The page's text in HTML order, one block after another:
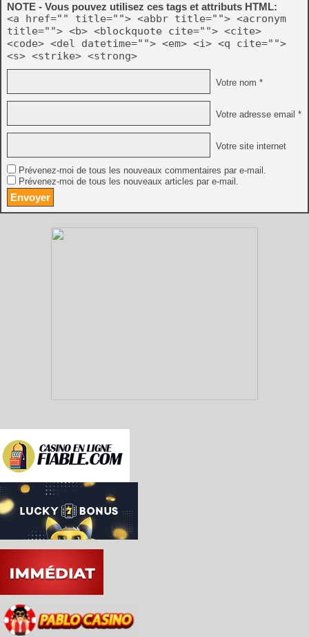
NOTE - Vous pouvez utilisez ces tags et attributs HTML:
<a href="" title=""> <abbr title=""> <acronym
title=""> <b> <blockquote cite=""> <cite>
<code> <del datetime=""> <em> <i> <q cite="">
<s> <strike> <strong>
Votre nom *
Votre adresse email *
Votre site internet
Prévenez-moi de tous les nouveaux commentaires par e-mail.
Prévenez-moi de tous les nouveaux articles par e-mail.